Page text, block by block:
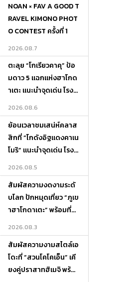
NOAN × FAV A GOOD T
RAVEL KIMONO PHOT
O CONTEST ครั้งที่ 1
2026.08.7
ตะลุย “โกเรียวคาคุ” ป้อ
มดาว 5 แฉกแห่งฮาโกด
าเตะ แนะนำจุดเด่น โรงแ
ศ
2026.08.6
ย้อนเวลาชมเสน่ห์คลาส
สิกที่ “โกดังอิฐแดงคาเน
โมริ” แนะนำจุดเด่น โรงแ
ลได้ทั้งวัน!
2026.08.5
สัมผัสความงดงามระดั
บโลก ปักหมุดเที่ยว “ภูเข
าฮาโกดาเตะ” พร้อมที่พั
ด!
2026.08.3
สัมผัสความงามสไตล์เอ
โดะที่ “สวนโคโคเอ็น” เคี
ยงคู่ปราสาทฮิเมจิ พร้อ